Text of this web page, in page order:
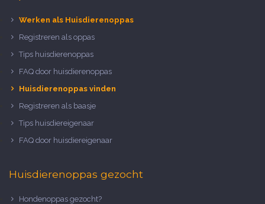
Werken als Huisdierenoppas
Registreren als oppas
Tips huisdierenoppas
FAQ door huisdierenoppas
Huisdierenoppas vinden
Registreren als baasje
Tips huisdiereigenaar
FAQ door huisdiereigenaar
Huisdierenoppas gezocht
Hondenoppas gezocht?